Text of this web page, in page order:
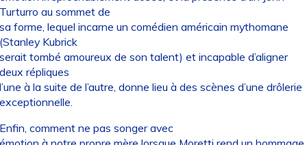
au sommet de
forme, lequel incarne un comédien américain mythomane
Kubrick
tombé amoureux de son talent) et incapable d’aligner
répliques
à la suite de l’autre, donne lieu à des scènes d’une drôlerie
comment ne pas songer avec